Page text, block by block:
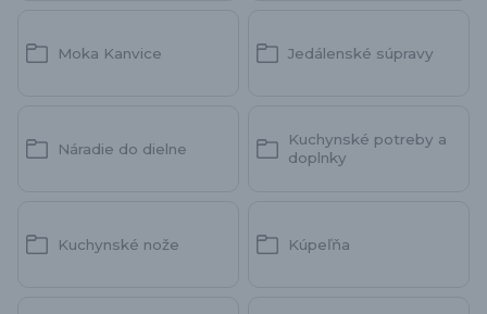
Moka Kanvice Jedálenské súpravy
Náradie do dielne
Kuchynské potreby a
doplnky
Kuchynské nože Kúpeľňa